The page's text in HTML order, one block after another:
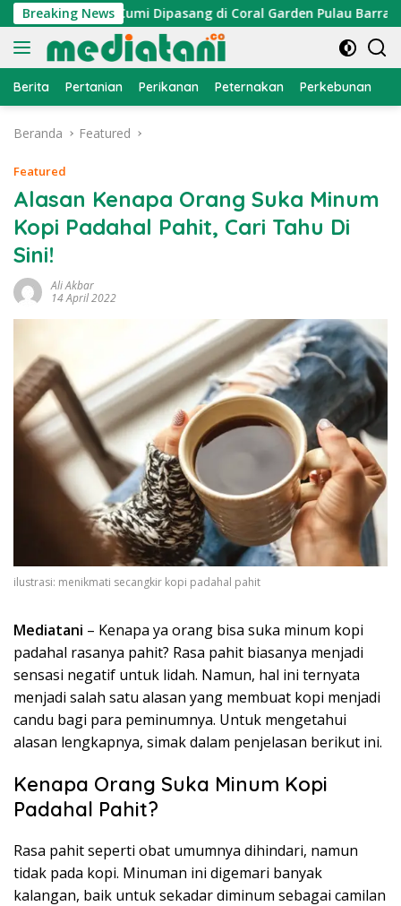
Langsung
ke
konten
Breaking News
Cumi Dipasang di Coral Garden Pulau Barrang Caddi
Berita Pertanian Perikanan Peternakan Perkebunan
Beranda Featured
Featured
Alasan Kenapa Orang Suka Minum
Kopi Padahal Pahit, Cari Tahu Di
Sini!
Ali Akbar
14 April 2022
ilustrasi: menikmati secangkir kopi padahal pahit
Mediatani – Kenapa ya orang bisa suka minum kopi
padahal rasanya pahit? Rasa pahit biasanya menjadi
sensasi negatif untuk lidah. Namun, hal ini ternyata
menjadi salah satu alasan yang membuat kopi menjadi
candu bagi para peminumnya. Untuk mengetahui
alasan lengkapnya, simak dalam penjelasan berikut ini.
Kenapa Orang Suka Minum Kopi
Padahal Pahit?
Rasa pahit seperti obat umumnya dihindari, namun
tidak pada kopi. Minuman ini digemari banyak
kalangan, baik untuk sekadar diminum sebagai camilan